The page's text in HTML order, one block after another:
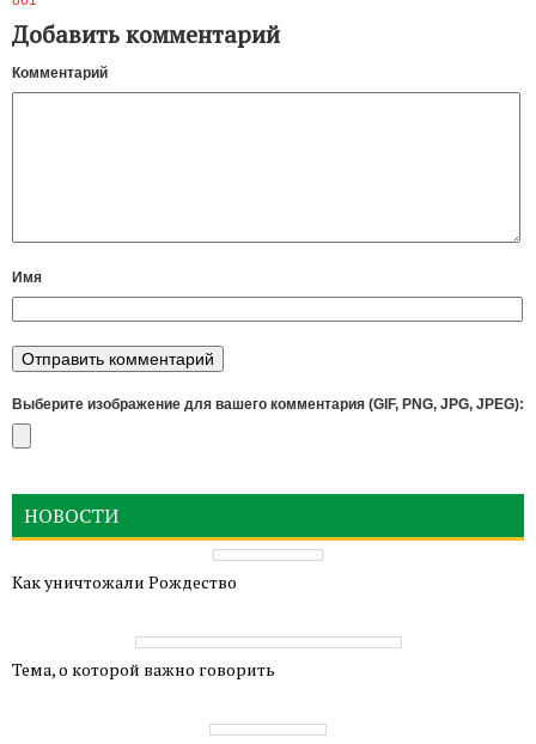
Добавить комментарий
Комментарий
Имя
Выберите изображение для вашего комментария (GIF, PNG, JPG, JPEG):
НОВОСТИ
Как уничтожали Рождество
Тема, о которой важно говорить